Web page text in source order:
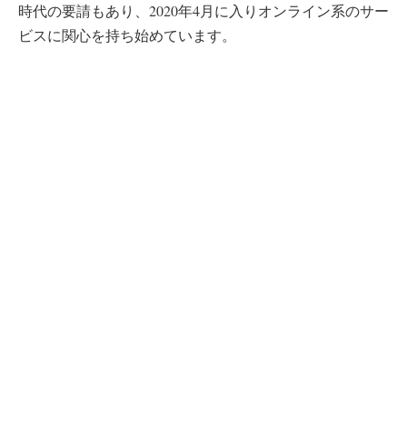
時代の要請もあり、2020年4月に入りオンライン系のサー
ビスに関心を持ち始めています。